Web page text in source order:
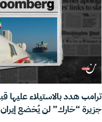
جزيرة “خارك” لن يُخضع إيران